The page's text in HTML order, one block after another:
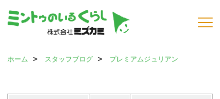
ホーム スタッフブログ プレミアムジュリアン